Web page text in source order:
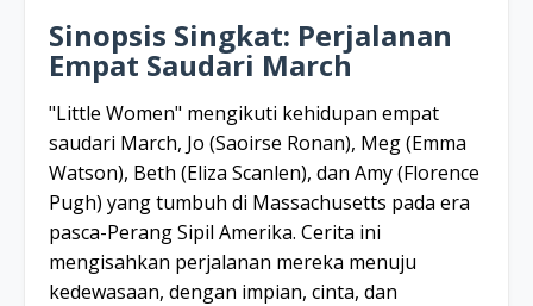
Sinopsis Singkat: Perjalanan
Empat Saudari March
"Little Women" mengikuti kehidupan empat
saudari March, Jo (Saoirse Ronan), Meg (Emma
Watson), Beth (Eliza Scanlen), dan Amy (Florence
Pugh) yang tumbuh di Massachusetts pada era
pasca-Perang Sipil Amerika. Cerita ini
mengisahkan perjalanan mereka menuju
kedewasaan, dengan impian, cinta, dan